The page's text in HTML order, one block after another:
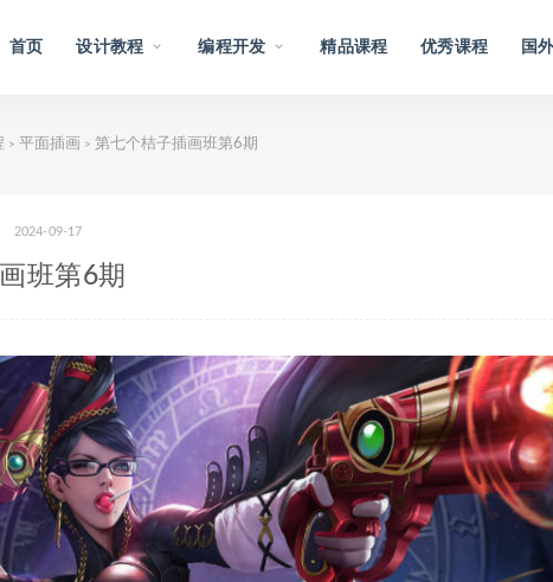
首页 设计教程 编程开发 精品课程 优秀课程 国
> 平面插画 > 第七个桔子插画班第6期
2024-09-17
班第6期